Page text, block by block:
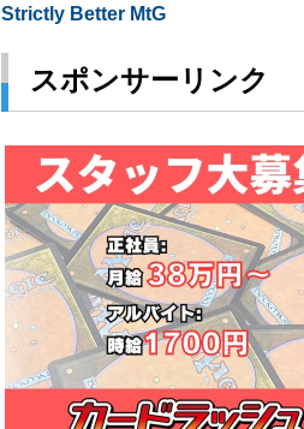
Strictly Better MtG
スポンサーリンク